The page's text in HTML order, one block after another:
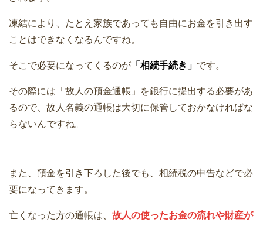
凍結により、たとえ家族であっても自由にお金を引き出す
ことはできなくなるんですね。
そこで必要になってくるのが 「相続手続き」 です。
その際には「故人の預金通帳」を銀行に提出する必要があ
るので、故人名義の通帳は大切に保管しておかなければな
らないんですね。
また、預金を引き下ろした後でも、相続税の申告などで必
要になってきます。
亡くなった方の通帳は、 故人の使ったお金の流れや財産が